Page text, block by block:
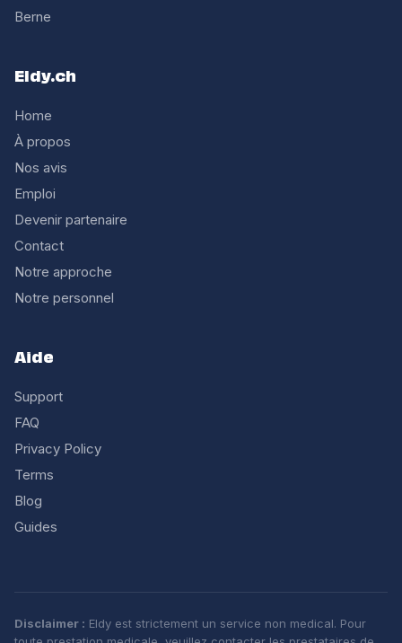
Berne
Eldy.ch
Home
À propos
Nos avis
Emploi
Devenir partenaire
Contact
Notre approche
Notre personnel
Aide
Support
FAQ
Privacy Policy
Terms
Blog
Guides
Disclaimer : Eldy est strictement un service non medical. Pour